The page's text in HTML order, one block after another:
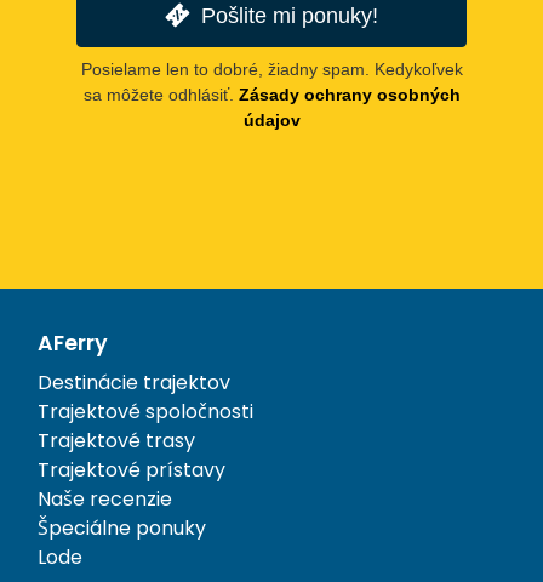
Pošlite mi ponuky!
Posielame len to dobré, žiadny spam. Kedykoľvek
sa môžete odhlásiť. Zásady ochrany osobných
údajov
AFerry
Destinácie trajektov
Trajektové spoločnosti
Trajektové trasy
Trajektové prístavy
Naše recenzie
Špeciálne ponuky
Lode